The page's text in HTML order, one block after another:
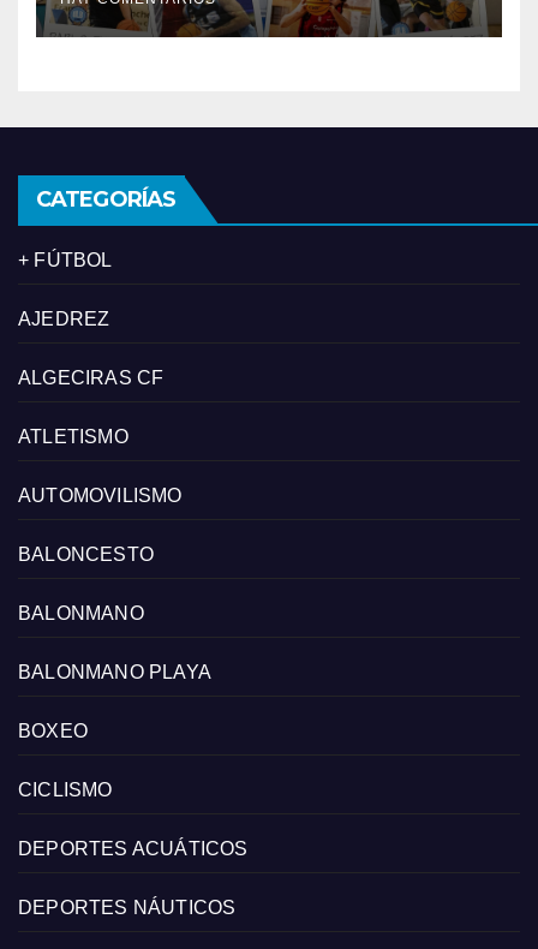
Tercera FEB
CATEGORÍAS
+ FÚTBOL
AJEDREZ
ALGECIRAS CF
ATLETISMO
AUTOMOVILISMO
BALONCESTO
BALONMANO
BALONMANO PLAYA
BOXEO
CICLISMO
DEPORTES ACUÁTICOS
DEPORTES NÁUTICOS